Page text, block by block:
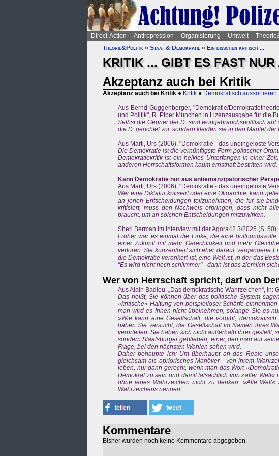
Direct-Action Antirepression Organisierung Umwelt
Theorie&Politik » Staat & Demokratie » Ein bisschen kritisch ...
KRITIK ... GIBT ES FAST NUR
Akzeptanz auch bei Kritik
Akzeptanz auch bei Kritik ● Kritik ● Demokratisch aussortieren
Aus Bernd Guggenberger, "Demokratie/
und Politik", R. Piper München in Lizenzausgabe für die
Selbst die Gegner der D. sind wortgebrauchspolitisch
die D. gerichtet vor, sondern kleiden sie in den Mantel
Aus Marti, Urs (2006), "Demokratie - das uneingelöste
Die Demokratie ist die vernünftigste Form politischer
Demokratiekritik ist ein heikles Unterfangen in einer
anderen Herrschaftsformen kaum ernsthaft bestritten wird.
Kann Demokratie nur aus antiemanzipatorischer
Aus Marti, Urs (2006), "Demokratie - das uneingelöste
Wer eine Diktatur kritisiert oder eine Oligarchie, kann
an jenen Entscheidungen teilzunehmen, die für sie
kritisiert, muss den Nachweis erbringen, dass nicht
braucht, um an solchen Entscheidungen mitzuwirken.
Sheri Berman im Interview mit der Agora42 3/2025 (S. 50)
Früher war es einmal die Linke, die eine
einer Zukunft mit mehr Gerechtigkeit und mehr
verloren. Sie konzentriert sich eher darauf, vergangene
die Demokratie verankert ist, eine Welt ist, in der das
"Es wird nicht noch schlimmer" - dann ist das ziemlich
Wer von Herrschaft spricht, darf von
Aus Alain Badiou, „Das demokratische Wahrzeichen“, in:
Das heißt, Sie können über das politische System
»kritische« Haltung von beispielloser Schärfe
man wird es Ihnen nicht übelnehmen, solange Sie es
»Wie kann eine Gesellschaft, die vorgibt,
haben Sie versucht, die Gesellschaft im Namen ihres
verurteilen. Sie haben sich nicht außerhalb ihrer gestellt,
sondern Staatsbürger geblieben, einer, den man auf
Frage, bei den nächsten Wahlen sehen wird.
Daher behaupte ich: Um überhaupt an das Reale
gleichsam als apriorisches Manöver - von ihrem
leben, nur dann gerecht, wenn man das Wort
Demokrat zu sein und damit tatsächlich von »aller
ohne jenes Wahrzeichen nicht zu denken: »Alle
Wahrzeichens nennen.
Kommentare
Bisher wurden noch keine Kommentare abgegeben.